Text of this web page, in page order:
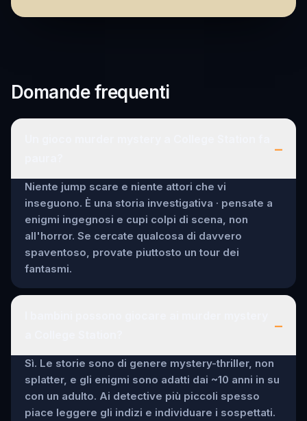
Domande frequenti
–
Niente jump scare e niente attori che vi
inseguono. È una storia investigativa · pensate a
enigmi ingegnosi e cupi colpi di scena, non
all'horror. Se cercate qualcosa di davvero
spaventoso, provate piuttosto un tour dei
fantasmi.
–
Sì. Le storie sono di genere mystery-thriller, non
splatter, e gli enigmi sono adatti dai ~10 anni in su
con un adulto. Ai detective più piccoli spesso
piace leggere gli indizi e individuare i sospettati.